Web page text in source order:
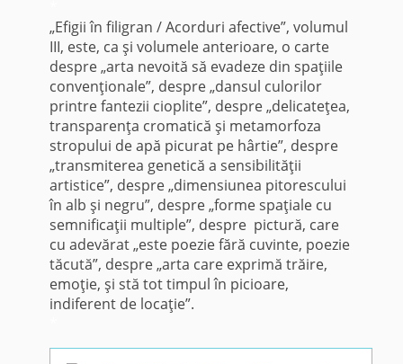
„Efigii în filigran / Acorduri afective”, volumul
III, este, ca şi volumele anterioare, o carte
despre „arta nevoită să evadeze din spaţiile
convenţionale”, despre „dansul culorilor
printre fantezii cioplite”, despre „delicateţea,
transparenţa cromatică şi metamorfoza
stropului de apă picurat pe hârtie”, despre
„transmiterea genetică a sensibilităţii
artistice”, despre „dimensiunea pitorescului
în alb şi negru”, despre „forme spaţiale cu
semnificaţii multiple”, despre pictură, care
cu adevărat „este poezie fără cuvinte, poezie
tăcută”, despre „arta care exprimă trăire,
emoţie, şi stă tot timpul în picioare,
indiferent de locaţie”.